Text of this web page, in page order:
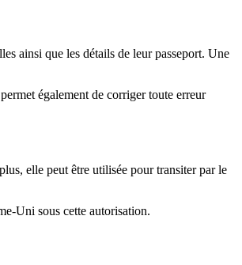
ainsi que les détails de leur passeport. Une
également de corriger toute erreur
elle peut être utilisée pour transiter par le
Uni sous cette autorisation.